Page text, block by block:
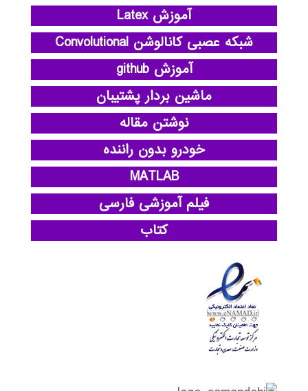
آموزش Latex
شبکه عصبی کانالوشن Convolutional
آموزش github
ماشین بردار پشتیبان
نوشتن مقاله
خودرو بدون راننده
MATLAB
فیلم آموزشی فارسی
کتاب